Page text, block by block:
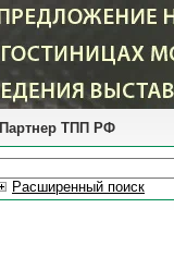
Партнер ТПП РФ
Расширенный поиск